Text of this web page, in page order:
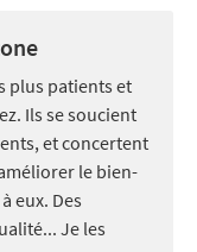
plus patients et
Ils se soucient
et concertent
le bien-
eux. Des
Je les